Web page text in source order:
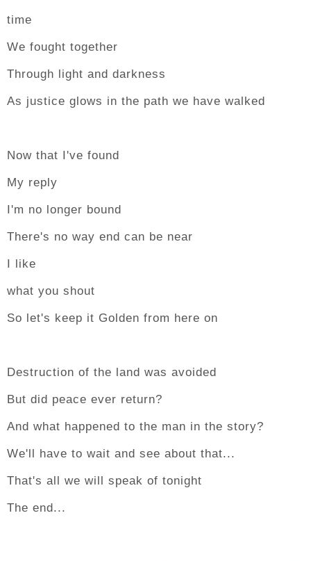
time
We fought together
Through light and darkness
As justice glows in the path we have walked
Now that I've found
My reply
I'm no longer bound
There's no way end can be near
I like
what you shout
So let's keep it Golden from here on
Destruction of the land was avoided
But did peace ever return?
And what happened to the man in the story?
We'll have to wait and see about that...
That's all we will speak of tonight
The end...